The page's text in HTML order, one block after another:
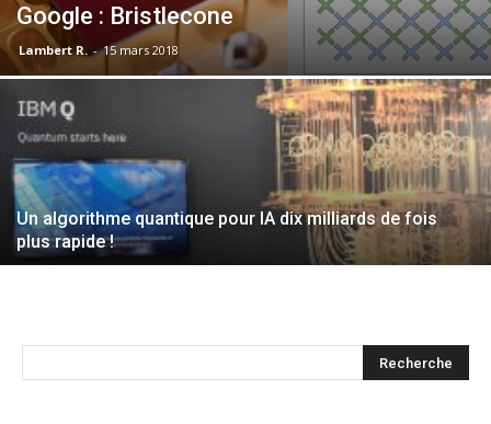
Google : Bristlecone
Lambert R. - 15 mars 2018
Un algorithme quantique pour IA dix milliards de fois
plus rapide !